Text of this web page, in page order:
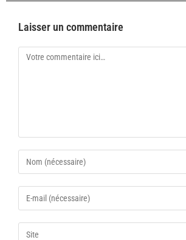
Laisser un commentaire